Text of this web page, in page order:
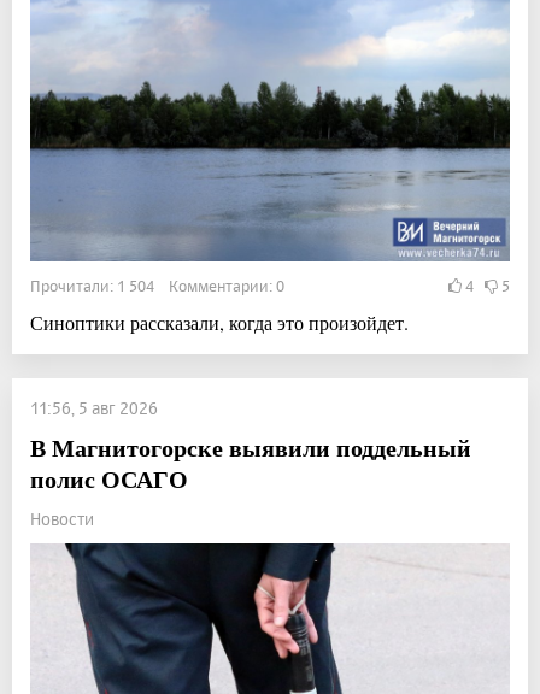
Прочитали: 1 504 Комментарии: 0 4 5
Синоптики рассказали, когда это произойдет.
11:56, 5 авг 2026
В Магнитогорске выявили поддельный
полис ОСАГО
Новости